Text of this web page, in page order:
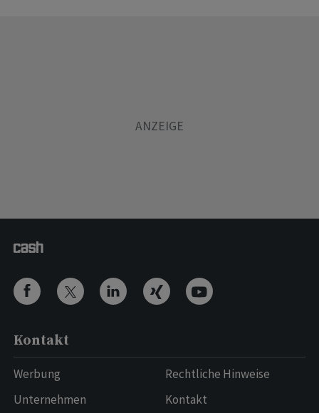
Kontakt
Werbung
Unternehmen
Rechtliche Hinweise
Kontakt